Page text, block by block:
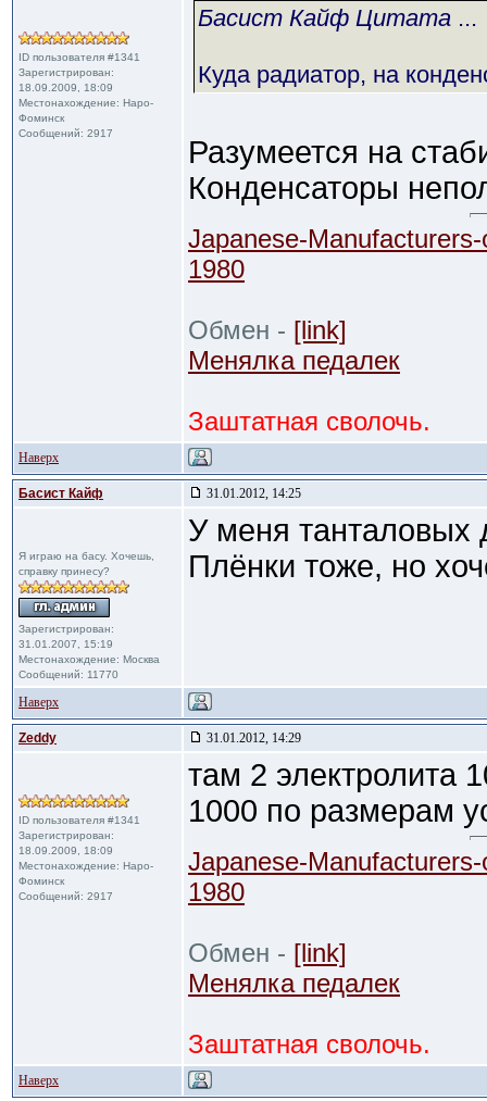
ID пользователя #1341
Зарегистрирован:
18.09.2009, 18:09
Местонахождение: Наро-
Фоминск
Сообщений: 2917
Басист Кайф Цитата ...
Куда радиатор, на
Разумеется на
Конденсаторы
Japanese-
1980
Обмен - [link]
Менялка педалек
Заштатная сволочь.
Наверх
Басист Кайф 31.01.2012, 14:25
Я играю на басу. Хочешь,
справку принесу?
Зарегистрирован:
31.01.2007, 15:19
Местонахождение: Москва
Сообщений: 11770
У меня танталовых
Плёнки тоже, но
Наверх
Zeddy 31.01.2012, 14:29
ID пользователя #1341
Зарегистрирован:
18.09.2009, 18:09
Местонахождение: Наро-
Фоминск
Сообщений: 2917
там 2 электролита
1000 по размерам
Japanese-
1980
Обмен - [link]
Менялка педалек
Заштатная сволочь.
Наверх